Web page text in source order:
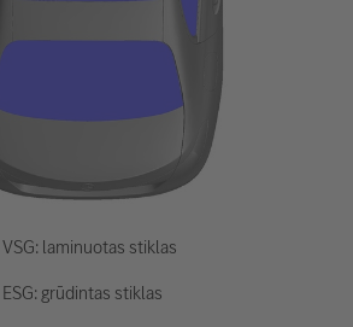
VSG: laminuotas stiklas
ESG: grūdintas stiklas